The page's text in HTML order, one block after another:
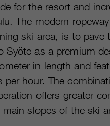
for the resort and
The modern
ski area, is to pave
Syöte as a premium
in length and
hour. The
offers greater
slopes of the ski
fin
consulte la
Analytics
privacy.
información
clientes/